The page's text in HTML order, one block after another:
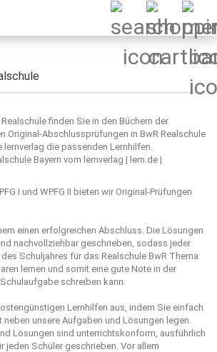
finden Sie in den Büchern der
Original-Abschlussprüfungen in BwR Realschule
lernverlag die passenden Lernhilfen.
Bayern vom lernverlag | lern.de |
I und WPFG II bieten wir Original-Prüfungen
einen erfolgreichen Abschluss. Die Lösungen
nachvollziehbar geschrieben, sodass jeder
Schuljahres für das Realschule BwR Thema
lernen und somit eine gute Note in der
schreiben kann.
Lernhilfen aus, indem Sie einfach
neben unsere Aufgaben und Lösungen legen.
Lösungen sind unterrichtskonform, ausführlich
jeden Schüler geschrieben. Vor allem